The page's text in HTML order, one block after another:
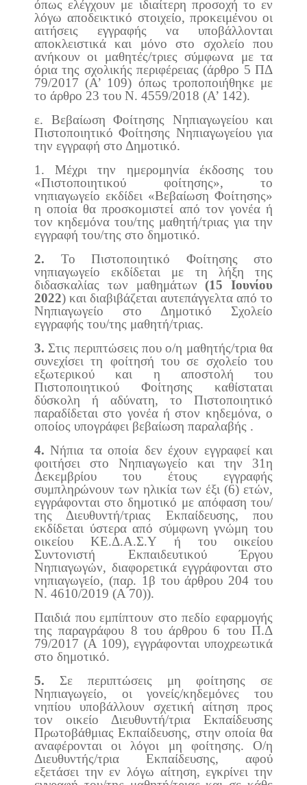
όπως ελέγχουν με ιδιαίτερη προσοχή το εν
λόγω αποδεικτικό στοιχείο, προκειμένου οι
αιτήσεις εγγραφής να υποβάλλονται
αποκλειστικά και μόνο στο σχολείο που
ανήκουν οι μαθητές/τριες σύμφωνα με τα
όρια της σχολικής περιφέρειας (άρθρο 5 ΠΔ
79/2017 (Α’ 109) όπως τροποποιήθηκε με
το άρθρο 23 του Ν. 4559/2018 (Α’ 142).
ε. Βεβαίωση Φοίτησης Νηπιαγωγείου και
Πιστοποιητικό Φοίτησης Νηπιαγωγείου για
την εγγραφή στο Δημοτικό.
1. Μέχρι την ημερομηνία έκδοσης του
«Πιστοποιητικού φοίτησης», το
νηπιαγωγείο εκδίδει «Βεβαίωση Φοίτησης»
η οποία θα προσκομιστεί από τον γονέα ή
τον κηδεμόνα του/της μαθητή/τριας για την
εγγραφή του/της στο δημοτικό.
2. Το Πιστοποιητικό Φοίτησης στο
νηπιαγωγείο εκδίδεται με τη λήξη της
διδασκαλίας των μαθημάτων (15 Ιουνίου
2022) και διαβιβάζεται αυτεπάγγελτα από το
Νηπιαγωγείο στο Δημοτικό Σχολείο
εγγραφής του/της μαθητή/τριας.
3. Στις περιπτώσεις που ο/η μαθητής/τρια θα
συνεχίσει τη φοίτησή του σε σχολείο του
εξωτερικού και η αποστολή του
Πιστοποιητικού Φοίτησης καθίσταται
δύσκολη ή αδύνατη, το Πιστοποιητικό
παραδίδεται στο γονέα ή στον κηδεμόνα, ο
οποίος υπογράφει βεβαίωση παραλαβής .
4.Νήπια τα οποία δεν έχουν εγγραφεί και
φοιτήσει στο Νηπιαγωγείο και την 31η
Δεκεμβρίου του έτους εγγραφής
συμπληρώνουν των ηλικία των έξι (6) ετών,
εγγράφονται στο δημοτικό με απόφαση του/
της Διευθυντή/τριας Εκπαίδευσης, που
εκδίδεται ύστερα από σύμφωνη γνώμη του
οικείου ΚΕ.Δ.Α.Σ.Υ ή του οικείου
Συντονιστή Εκπαιδευτικού Έργου
Νηπιαγωγών, διαφορετικά εγγράφονται στο
νηπιαγωγείο, (παρ. 1β του άρθρου 204 του
Ν. 4610/2019 (Α ́70)).
Παιδιά που εμπίπτουν στο πεδίο εφαρμογής
της παραγράφου 8 του άρθρου 6 του Π.Δ
79/2017 (Α 109), εγγράφονται υποχρεωτικά
στο δημοτικό.
5. Σε περιπτώσεις μη φοίτησης σε
Νηπιαγωγείο, οι γονείς/κηδεμόνες του
νηπίου υποβάλλουν σχετική αίτηση προς
τον οικείο Διευθυντή/τρια Εκπαίδευσης
Πρωτοβάθμιας Εκπαίδευσης, στην οποία θα
αναφέρονται οι λόγοι μη φοίτησης. Ο/η
Διευθυντής/τρια Εκπαίδευσης, αφού
εξετάσει την εν λόγω αίτηση, εγκρίνει την